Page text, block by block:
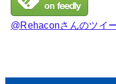
@Rehaconさんのツイ